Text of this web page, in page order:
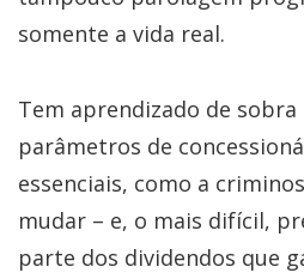
somente a vida real.
Tem aprendizado de
parâmetros de
essenciais, como a
mudar – e, o mais difícil,
parte dos dividendos que